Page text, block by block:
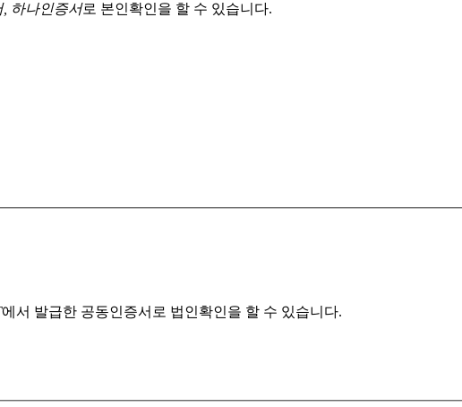
, 하나인증서로 본인확인을 할 수 있습니다.
에서 발급한 공동인증서로 법인확인을 할 수 있습니다.